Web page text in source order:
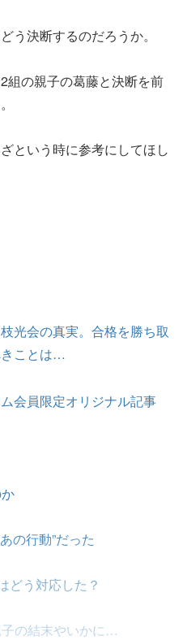
う決断するのだろうか。
組の親子の葛藤と決断を前
という時に参考にしてほし
光会の真実。合格を勝ち取
ことは…
会員限定オリジナル記事
の行動”だった
どう対応した？
の結末やいかに…